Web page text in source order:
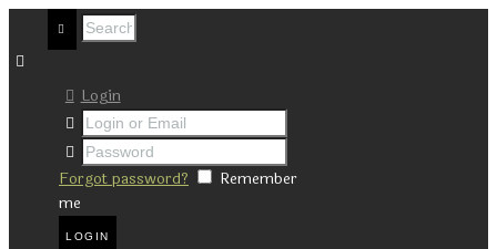
Login
Forgot password?
Remember
me